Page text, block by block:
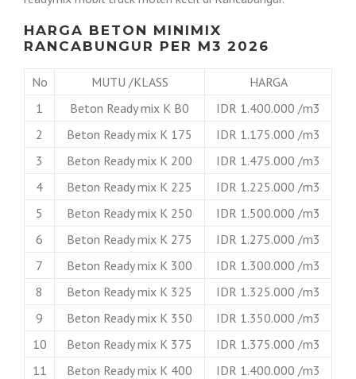
HARGA BETON MINIMIX
RANCABUNGUR PER M3 2026
No MUTU /KLASS
HARGA
1
Beton Ready mix K B0
IDR 1.400.000 /m3
2
Beton Ready mix K 175
IDR 1.175.000 /m3
3
Beton Ready mix K 200
IDR 1.475.000 /m3
4
Beton Ready mix K 225
IDR 1.225.000 /m3
5
Beton Ready mix K 250
IDR 1.500.000 /m3
6
Beton Ready mix K 275
IDR 1.275.000 /m3
7
Beton Ready mix K 300
IDR 1.300.000 /m3
8
Beton Ready mix K 325
IDR 1.325.000 /m3
9
Beton Ready mix K 350
IDR 1.350.000 /m3
10
Beton Ready mix K 375
IDR 1.375.000 /m3
11
Beton Ready mix K 400
IDR 1.400.000 /m3